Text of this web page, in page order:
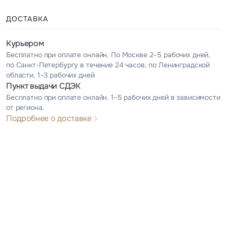
ДОСТАВКА
Курьером
Бесплатно при оплате онлайн. По Москве 2–5 рабочих дней,
по Санкт-Петербургу в течение 24 часов, по Ленинградской
области, 1–3 рабочих дней
Пункт выдачи СДЭК
Бесплатно при оплате онлайн. 1–5 рабочих дней в зависимости
от региона.
Подробнее о доставке